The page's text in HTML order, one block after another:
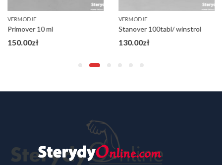
VERMODJE
Primover 10 ml
150.00zł
VERMODJE
Stanover 100tabl/ winstrol
130.00zł